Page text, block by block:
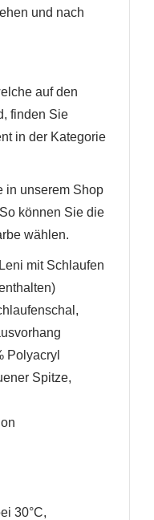
und nach
auf den
finden Sie
in der Kategorie
in unserem Shop
können Sie die
wählen.
mit Schlaufen
Polyacryl
Spitze,
30°C,
Wunschliste
Ihrer
Anmelden